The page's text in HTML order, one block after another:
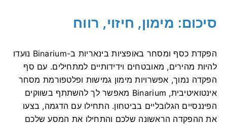
סיכום: מימון, חיזוי, רווח
הפקדת כסף ומסחר באופציות בינאריות ב-Binarium נועדו
להיות מהירים, מאובטחים וידידותיים למתחילים. עם סף
הפקדה נמוך, אפשרויות מימון גמישות ופלטפורמת מסחר
אינטואיטיבית, Binarium מאפשר לך להשתתף בשווקים
הפיננסיים הגלובליים בביטחון. התחילו עם הדגמה, בצעו
את ההפקדה הראשונה שלכם והתחילו את המסע שלכם